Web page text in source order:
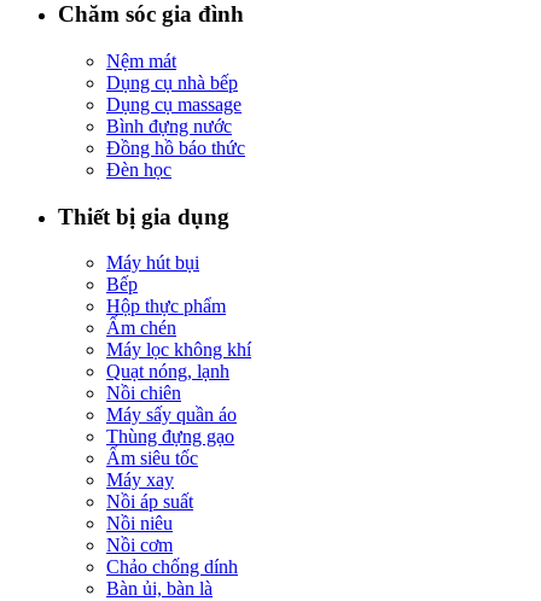
Chăm sóc gia đình
Nệm mát
Dụng cụ nhà bếp
Dụng cụ massage
Bình đựng nước
Đồng hồ báo thức
Đèn học
Thiết bị gia dụng
Máy hút bụi
Bếp
Hộp thực phẩm
Ấm chén
Máy lọc không khí
Quạt nóng, lạnh
Nồi chiên
Máy sấy quần áo
Thùng đựng gạo
Ấm siêu tốc
Máy xay
Nồi áp suất
Nồi niêu
Nồi cơm
Chảo chống dính
Bàn ủi, bàn là